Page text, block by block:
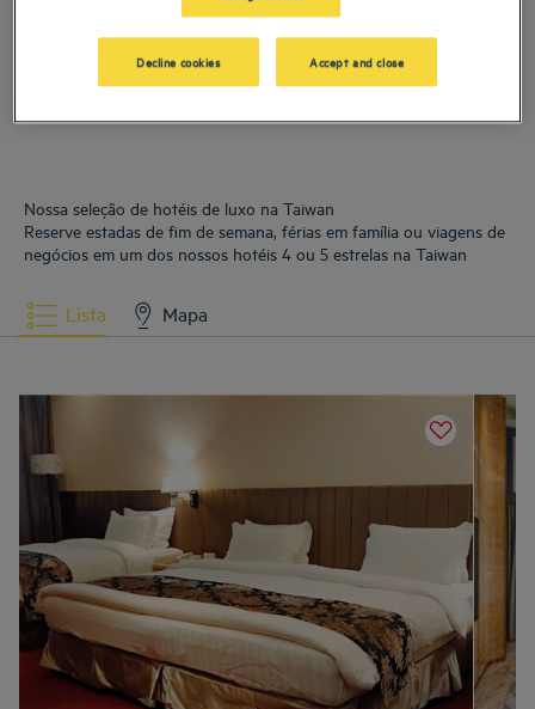
Tainan
Nossa seleção de hotéis de luxo na Taiwan
Reserve estadas de fim de semana, férias em família ou viagens de
negócios em um dos nossos hotéis 4 ou 5 estrelas na Taiwan
Lista Mapa
Decline cookies Accept and close